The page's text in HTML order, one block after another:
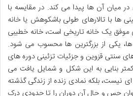
میان آن ها پیدا می کند. در مقایسه با
ها با تالارهای طولی باشکوهش یا خانه
موفق یک خانه تاریخی است، خانه خطیبی
ها، یکی از بزرگترین ها محسوب می شود.
سنتی قزوین و جزئیات تزئینی دوره های
بنایی به این شکل و شمایل یافت می
نیست، بلکه نمادی زنده از زندگی گذشته
حس و حال آن دوران را تا حدودی درک